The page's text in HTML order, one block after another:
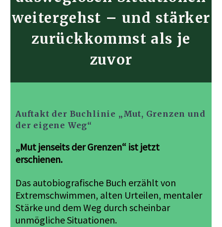
weitergehst – und stärker
zurückkommst als je
zuvor
Auftakt der Buchlinie „Mut, Grenzen und
der eigene Weg“
„Mut jenseits der Grenzen“ ist jetzt
erschienen.
Das autobiografische Buch erzählt von
Extremschwimmen, alten Urteilen, mentaler
Stärke und dem Weg durch scheinbar
unmögliche Situationen.